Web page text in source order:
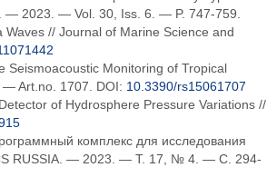
— 2023. — Vol. 30, Iss. 6. — P. 747-759.
// Journal of Marine Science and
Seismoacoustic Monitoring of Tropical
Art.no. 1707. DOI: 10.3390/rs15061707
of Hydrosphere Pressure Variations //
комплекс для исследования
RUSSIA. — 2023. — Т. 17, № 4. — С. 294-